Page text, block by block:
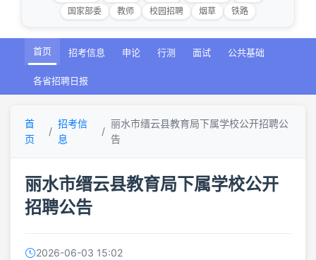
国家部委
教师 校园招聘 烟草 铁路
首页 招考信息 申论 行测 面试 公共基础
各省招聘日报
首
页
招考信
息
丽水市缙云县教育局下属学校公开招聘公
告
丽水市缙云县教育局下属学校公开
招聘公告
2026-06-03 15:02